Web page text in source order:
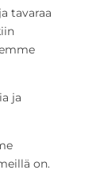
tavaraa
ja
on.